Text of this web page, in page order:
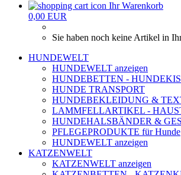
Ihr Warenkorb
0,00 EUR
Sie haben noch keine Artikel in
HUNDEWELT
HUNDEWELT anzeigen
HUNDEBETTEN -
HUNDE TRANSPORT
HUNDEBEKLEIDUNG &
LAMMFELLARTIKEL -
HUNDEHALSBÄNDER &
PFLEGEPRODUKTE für Hunde
HUNDEWELT anzeigen
KATZENWELT
KATZENWELT anzeigen